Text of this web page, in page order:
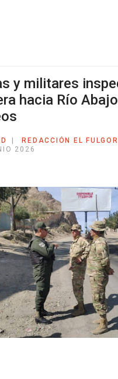
y militares
hacia Río
REDACCIÓN EL FULGOR
2026